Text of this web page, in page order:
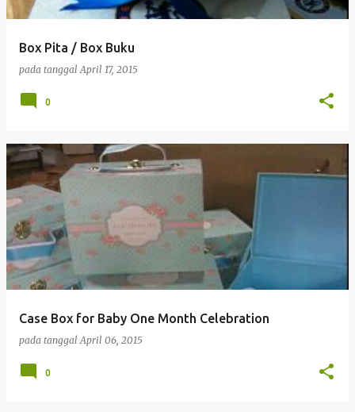
Box Pita / Box Buku
pada tanggalApril 17, 2015
0
Case Box for Baby One Month Celebration
pada tanggalApril 06, 2015
0